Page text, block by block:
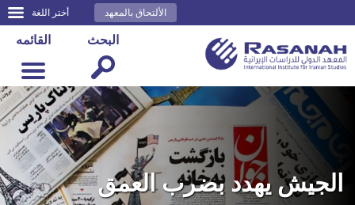
أختر اللغة الألتحاق بالمعهد
القائمه البحث
الجيش يهدد بضرب العمق